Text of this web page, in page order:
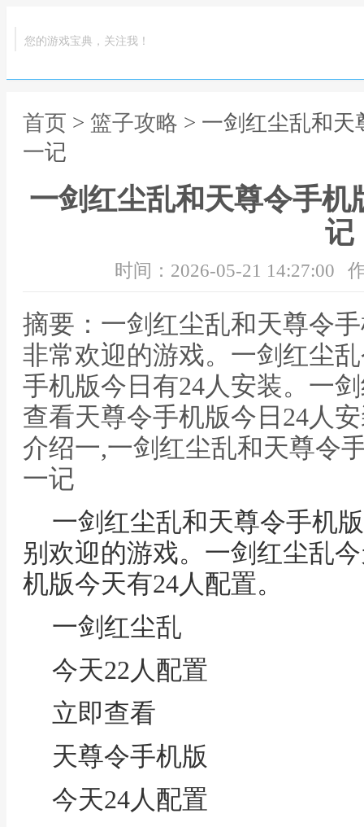
您的游戏宝典，关注我！
首页 > 篮子攻略 > 一剑红尘乱和
一记
一剑红尘乱和天尊令手机
记
时间：2026-05-21 14:27:00
摘要：一剑红尘乱和天尊令
非常欢迎的游戏。一剑红尘
手机版今日有24人安装。一
查看天尊令手机版今日24人
介绍一,一剑红尘乱和天尊令
一记
一剑红尘乱和天尊令手机
别欢迎的游戏。一剑红尘乱
机版今天有24人配置。
一剑红尘乱
今天22人配置
立即查看
天尊令手机版
今天24人配置